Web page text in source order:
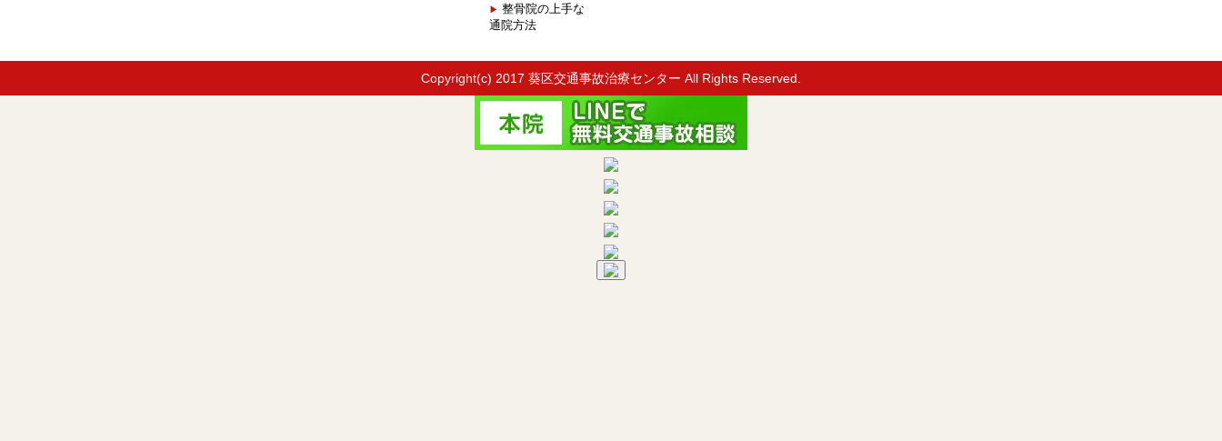
整骨院の上手な
通院方法
Copyright(c) 2017 葵区交通事故治療センター All Rights Reserved.